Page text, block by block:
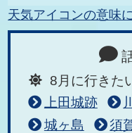
天気アイコンの意味
8月に行きた
上田城跡
城ヶ島
須